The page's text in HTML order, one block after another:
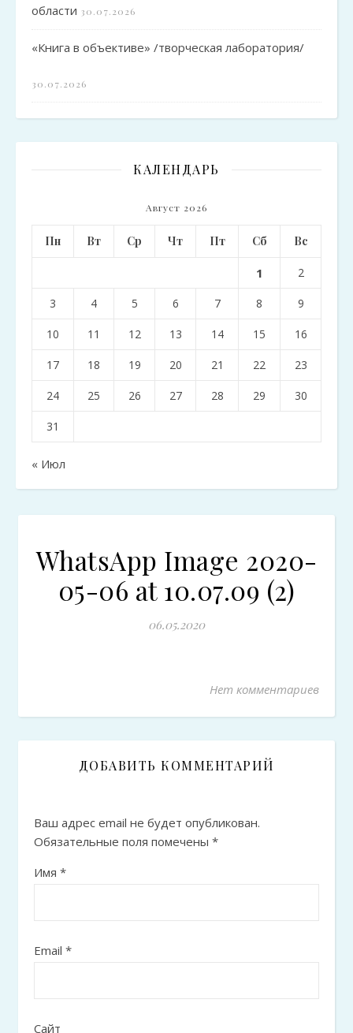
области 30.07.2026
«Книга в объективе» /творческая лаборатория/
30.07.2026
КАЛЕНДАРЬ
Август 2026
Пн Вт Ср Чт Пт Сб Вс
1 2
3 4 5 6 7 8 9
10 11 12 13 14 15 16
17 18 19 20 21 22 23
24 25 26 27 28 29 30
31
« Июл
WhatsApp Image 2020-
05-06 at 10.07.09 (2)
06.05.2020
Нет комментариев
ДОБАВИТЬ КОММЕНТАРИЙ
Ваш адрес email не будет опубликован.
Обязательные поля помечены *
Имя *
Email *
Сайт